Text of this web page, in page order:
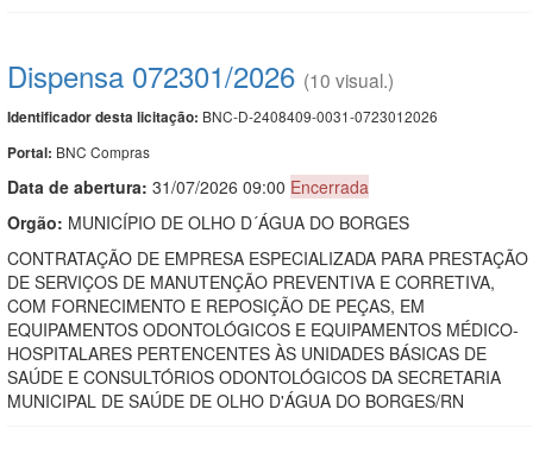
Dispensa 072301/2026 (10 visual.)
Identificador desta licitação: BNC-D-2408409-0031-0723012026
Portal: BNC Compras
Data de abertura: 31/07/2026 09:00 Encerrada
Orgão: MUNICÍPIO DE OLHO D´ÁGUA DO BORGES
CONTRATAÇÃO DE EMPRESA ESPECIALIZADA PARA PRESTAÇÃO
DE SERVIÇOS DE MANUTENÇÃO PREVENTIVA E CORRETIVA,
COM FORNECIMENTO E REPOSIÇÃO DE PEÇAS, EM
EQUIPAMENTOS ODONTOLÓGICOS E EQUIPAMENTOS MÉDICO-
HOSPITALARES PERTENCENTES ÀS UNIDADES BÁSICAS DE
SAÚDE E CONSULTÓRIOS ODONTOLÓGICOS DA SECRETARIA
MUNICIPAL DE SAÚDE DE OLHO D'ÁGUA DO BORGES/RN